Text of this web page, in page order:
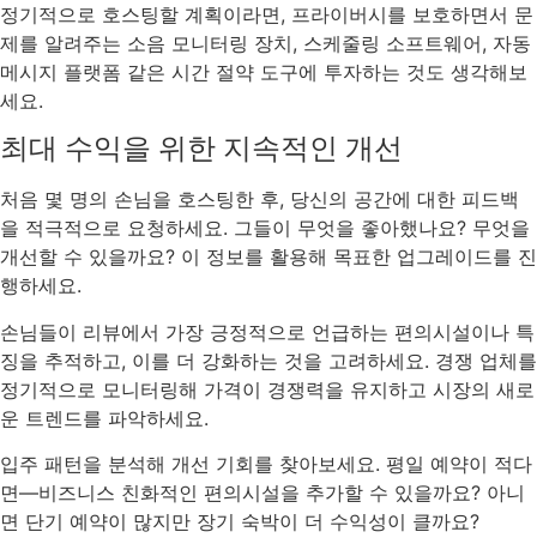
정기적으로 호스팅할 계획이라면, 프라이버시를 보호하면서 문
제를 알려주는 소음 모니터링 장치, 스케줄링 소프트웨어, 자동
메시지 플랫폼 같은 시간 절약 도구에 투자하는 것도 생각해보
세요.
최대 수익을 위한 지속적인 개선
처음 몇 명의 손님을 호스팅한 후, 당신의 공간에 대한 피드백
을 적극적으로 요청하세요. 그들이 무엇을 좋아했나요? 무엇을
개선할 수 있을까요? 이 정보를 활용해 목표한 업그레이드를 진
행하세요.
손님들이 리뷰에서 가장 긍정적으로 언급하는 편의시설이나 특
징을 추적하고, 이를 더 강화하는 것을 고려하세요. 경쟁 업체를
정기적으로 모니터링해 가격이 경쟁력을 유지하고 시장의 새로
운 트렌드를 파악하세요.
입주 패턴을 분석해 개선 기회를 찾아보세요. 평일 예약이 적다
면—비즈니스 친화적인 편의시설을 추가할 수 있을까요? 아니
면 단기 예약이 많지만 장기 숙박이 더 수익성이 클까요?